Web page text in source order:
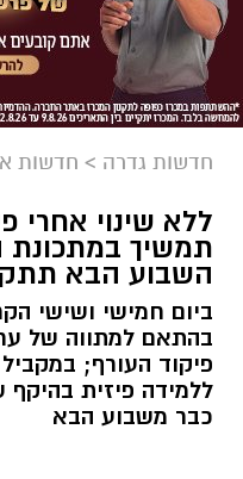
חדשות גדרה > חדשות
ללא שינוי אחרי
תמשיך
השבוע הבא
ביום חמישי ושישי
בהתאם למתווה של
פיקוד העורף;
כבר משבוע הבא